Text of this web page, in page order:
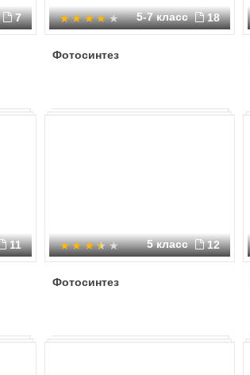
7 5-7 класс 18
Фотосинтез
11 5 класс 12
Фотосинтез